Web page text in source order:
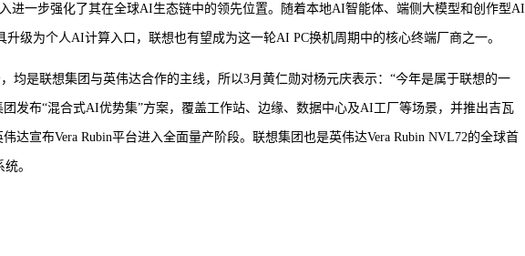
进一步强化了其在全球AI生态链中的领先位置。随着本地AI智能体、端侧大模型和创作型AI
级为个人AI计算入口，联想也有望成为这一轮AI PC换机周期中的核心终端厂商之一。
均是联想集团与英伟达合作的主线，所以3月黄仁勋对杨元庆表示：“今年是属于联想的一
发布“混合式AI优势集”方案，覆盖工作站、边缘、数据中心及AI工厂等场景，并推出吉瓦
达宣布Vera Rubin平台进入全面量产阶段。联想集团也是英伟达Vera Rubin NVL72的全球首
。